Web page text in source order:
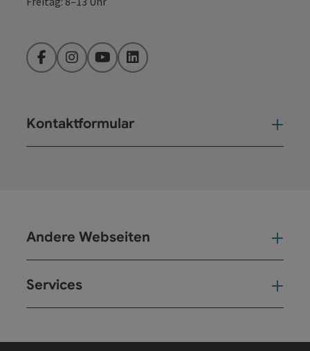
FacebookInstagramYouTubeLinkedIn
Kontaktformular
Andere Webseiten
Services